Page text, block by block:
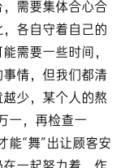
需要集体合心合
各自守着自己的
需要一些时间，
情，但我们都清
少，某个人的熬
一，再检查一
能“舞”出让顾客安